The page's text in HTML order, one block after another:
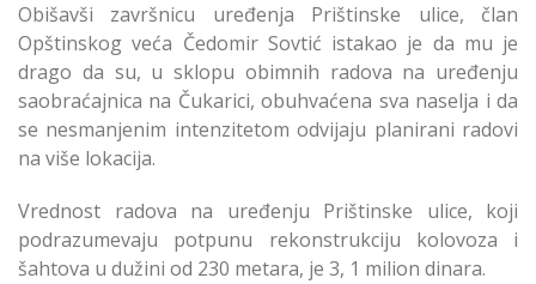
Obišavši završnicu uređenja Prištinske ulice, član
Opštinskog veća Čedomir Sovtić istakao je da mu je
drago da su, u sklopu obimnih radova na uređenju
saobraćajnica na Čukarici, obuhvaćena sva naselja i da
se nesmanjenim intenzitetom odvijaju planirani radovi
na više lokacija.
Vrednost radova na uređenju Prištinske ulice, koji
podrazumevaju potpunu rekonstrukciju kolovoza i
šahtova u dužini od 230 metara, je 3, 1 milion dinara.